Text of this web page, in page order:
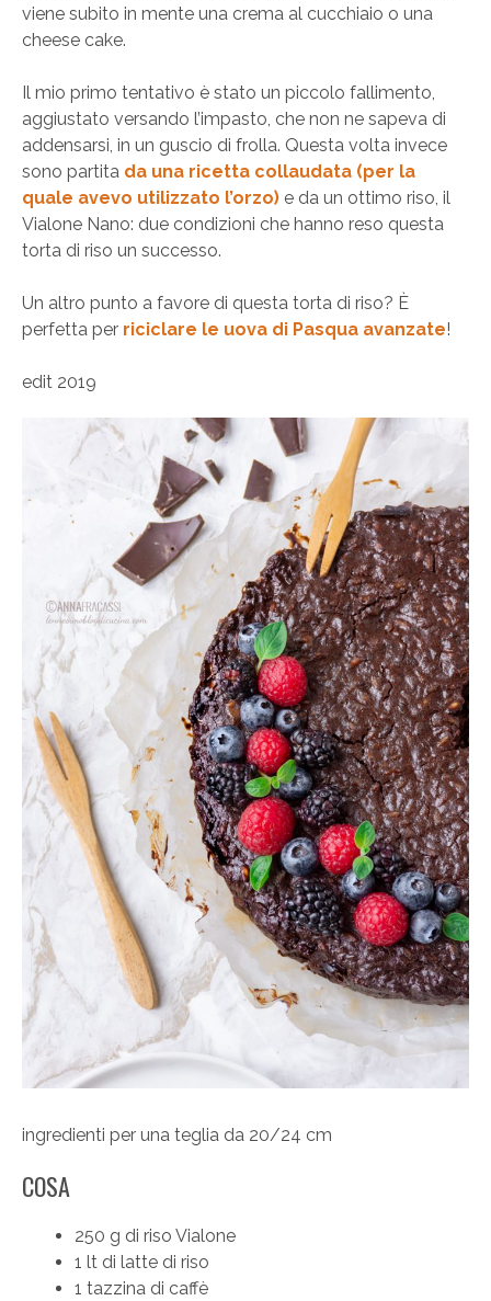
viene subito in mente una crema al cucchiaio o una
cheese cake.
Il mio primo tentativo è stato un piccolo fallimento,
aggiustato versando l’impasto, che non ne sapeva di
addensarsi, in un guscio di frolla. Questa volta invece
sono partita da una ricetta collaudata (per la
quale avevo utilizzato l’orzo) e da un ottimo riso, il
Vialone Nano: due condizioni che hanno reso questa
torta di riso un successo.
Un altro punto a favore di questa torta di riso? È
perfetta per riciclare le uova di Pasqua avanzate!
edit 2019
ingredienti per una teglia da 20/24 cm
COSA
250 g di riso Vialone
1 lt di latte di riso
1 tazzina di caffè